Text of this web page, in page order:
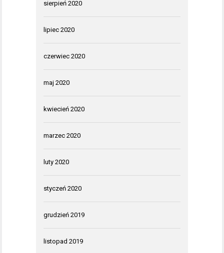
sierpień 2020
lipiec 2020
czerwiec 2020
maj 2020
kwiecień 2020
marzec 2020
luty 2020
styczeń 2020
grudzień 2019
listopad 2019